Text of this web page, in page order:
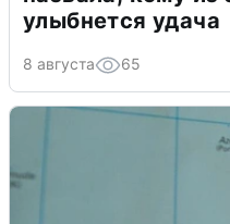
улыбнется удача
8 августа 65